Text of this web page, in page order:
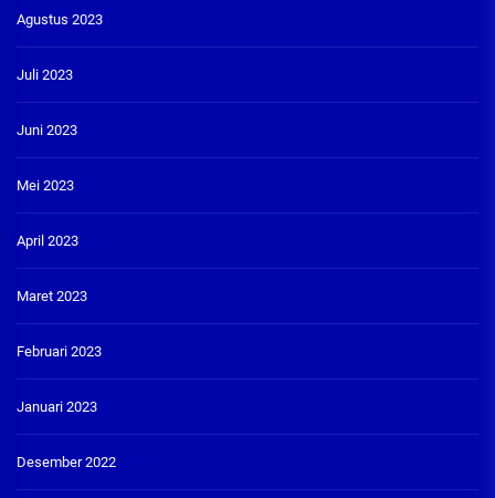
Agustus 2023
Juli 2023
Juni 2023
Mei 2023
April 2023
Maret 2023
Februari 2023
Januari 2023
Desember 2022